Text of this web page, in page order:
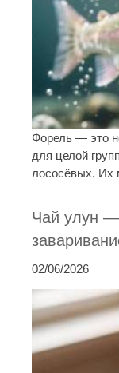
Форель — это
для целой
лососёвых. Их
Чай улун —
02/06/2026